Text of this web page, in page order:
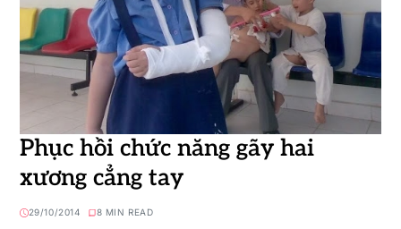
Phục hồi chức năng gãy hai
xương cẳng tay
29/10/2014 8 MIN READ